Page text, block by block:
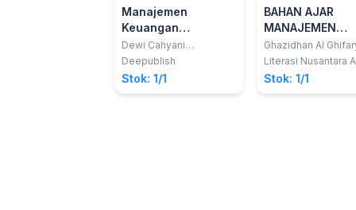
Manajemen
Keuangan
Internasional
Dewi Cahyani
Pangestuti
Deepublish
Stok: 1/1
BAHAN AJAR
MANAJEMEN
KEUANGAN II
Ghazidhan Al
dkk
Literasi Nusantara
Stok: 1/1